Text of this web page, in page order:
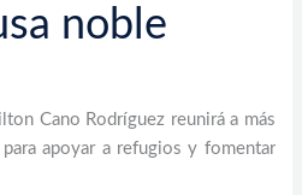
noble
Cano Rodríguez reunirá a más
apoyar a refugios y fomentar